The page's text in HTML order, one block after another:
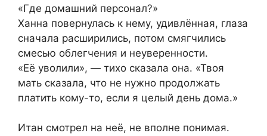
«Где домашний персонал?»
Ханна повернулась к нему, удивлённая, глаза
сначала расширились, потом смягчились
смесью облегчения и неуверенности.
«Её уволили», — тихо сказала она. «Твоя
мать сказала, что не нужно продолжать
платить кому-то, если я целый день дома.»
Итан смотрел на неё, не вполне понимая.